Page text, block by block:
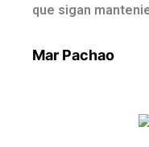
que sigan
Mar Pachao